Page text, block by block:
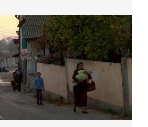
donutit venkov k poslušnosti.